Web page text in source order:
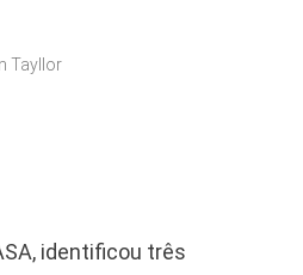
Tayllor
identificou três